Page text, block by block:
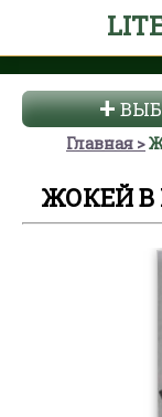
Главная
ЖОКЕЙ В